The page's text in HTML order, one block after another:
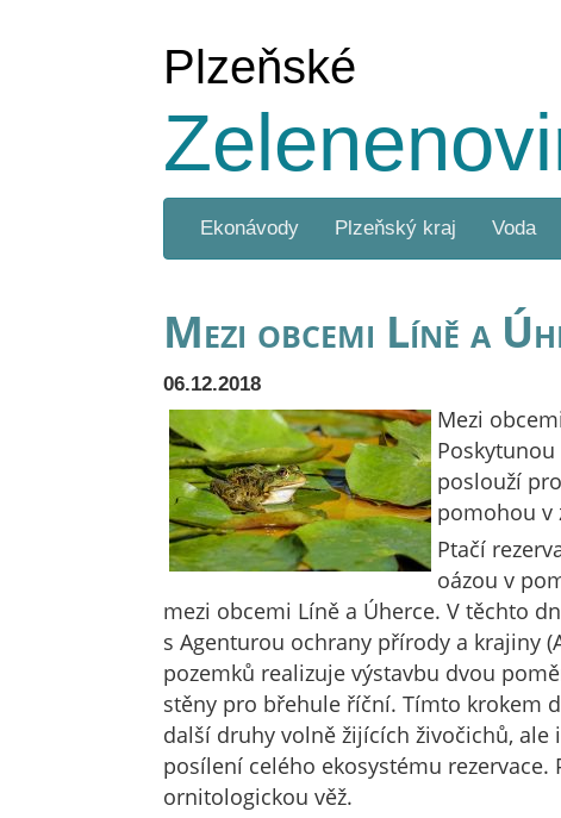
Plzeňské
Ekonávody Plzeňský kraj Voda
Mezi obcemi Líně a
06.12.2018
Mezi
poslouží
pomohou v
Ptačí
oázou v
mezi obcemi Líně a Úherce. V těchto
s Agenturou ochrany přírody a krajiny
pozemků realizuje výstavbu dvou
stěny pro břehule říční. Tímto krokem
další druhy volně žijících živočichů, ale
posílení celého ekosystému rezervace.
ornitologickou věž.